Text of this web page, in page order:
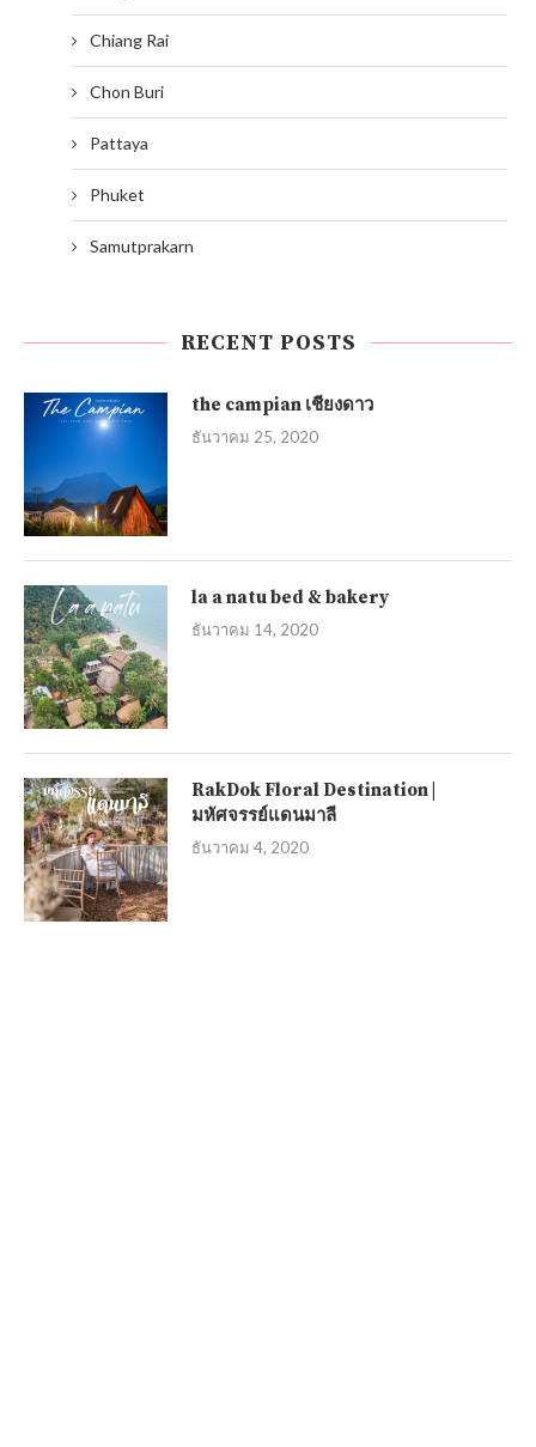
Chiang Rai
Chon Buri
Pattaya
Phuket
Samutprakarn
RECENT POSTS
the campian เชียงดาว
ธันวาคม 25, 2020
la a natu bed & bakery
ธันวาคม 14, 2020
RakDok Floral Destination |
มหัศจรรย์แดนมาลี
ธันวาคม 4, 2020